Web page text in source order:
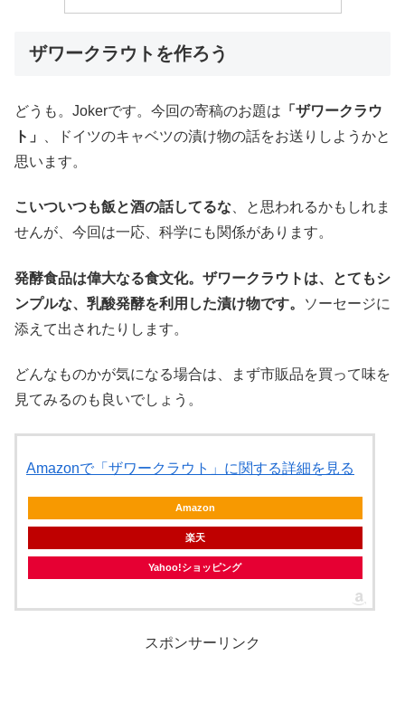
ザワークラウトを作ろう
どうも。Jokerです。今回の寄稿のお題は 「ザワークラウ
ト」
、ドイツのキャベツの漬け物の話をお送りしようかと
思います。
こいついつも飯と酒の話してるな、と思われるかもしれま
せんが、今回は一応、科学にも関係があります。
発酵食品は偉大なる食文化。ザワークラウトは、とてもシ
ンプルな、乳酸発酵を利用した漬け物です。
ソーセージに
添えて出されたりします。
どんなものかが気になる場合は、まず市販品を買って味を
見てみるのも良いでしょう。
Amazonで「ザワークラウト」に関する詳細を見る
Amazon
楽天
Yahoo!ショッピング
スポンサーリンク